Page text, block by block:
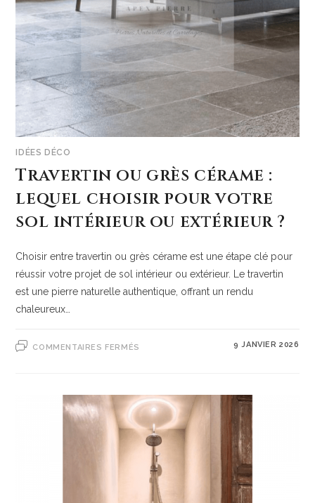
IDÉES DÉCO
Travertin ou grès cérame :
lequel choisir pour votre
sol intérieur ou extérieur ?
Choisir entre travertin ou grès cérame est une étape clé pour
réussir votre projet de sol intérieur ou extérieur. Le travertin
est une pierre naturelle authentique, offrant un rendu
chaleureux…
COMMENTAIRES FERMÉS 9 JANVIER 2026